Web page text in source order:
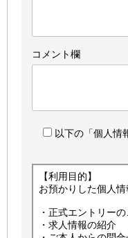
コメント欄
以下の「個人情